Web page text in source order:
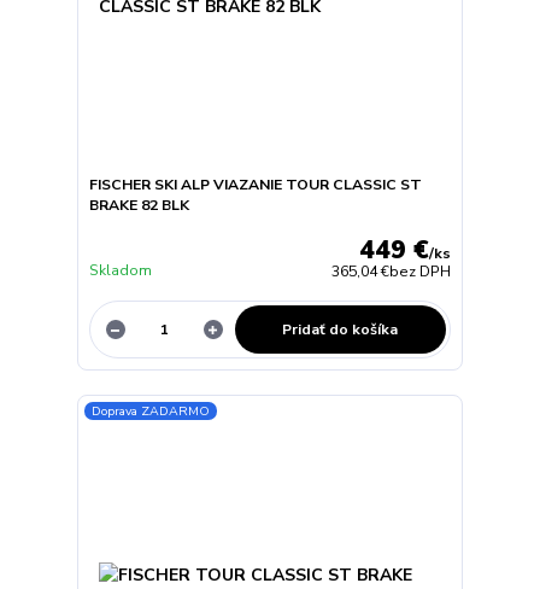
FISCHER SKI ALP VIAZANIE TOUR CLASSIC ST
BRAKE 82 BLK
449 €/ks
365,04 €bez DPH
Skladom
Pridať do košíka
Doprava ZADARMO